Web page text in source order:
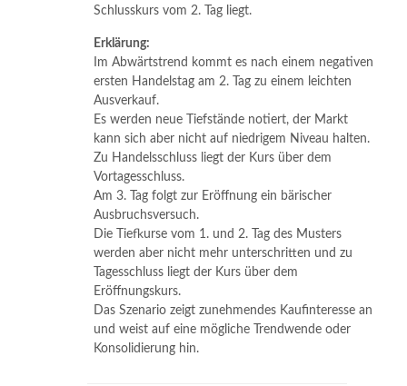
Schlusskurs vom 2. Tag liegt.
Erklärung:
Im Abwärtstrend kommt es nach einem negativen
ersten Handelstag am 2. Tag zu einem leichten
Ausverkauf.
Es werden neue Tiefstände notiert, der Markt
kann sich aber nicht auf niedrigem Niveau halten.
Zu Handelsschluss liegt der Kurs über dem
Vortagesschluss.
Am 3. Tag folgt zur Eröffnung ein bärischer
Ausbruchsversuch.
Die Tiefkurse vom 1. und 2. Tag des Musters
werden aber nicht mehr unterschritten und zu
Tagesschluss liegt der Kurs über dem
Eröffnungskurs.
Das Szenario zeigt zunehmendes Kaufinteresse an
und weist auf eine mögliche Trendwende oder
Konsolidierung hin.